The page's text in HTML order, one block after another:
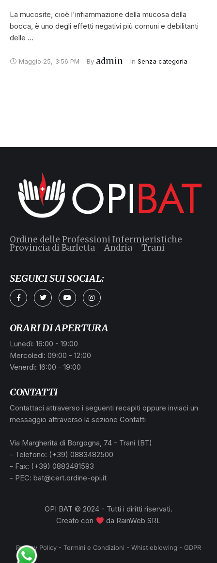
La mucosite, cioè l'infiammazione della mucosa della
bocca, è uno degli effetti negativi più comuni e debilitanti
delle …
Maggio 25, 3:56 PM By admin In Senza categoria
CONTATTI
Contattaci attraverso i seguenti recapiti oppure inviaci un
messaggio attraverso la sezione Contatti
Via Margherita di Borgogna, 74 - Trani (BT)
- Telefono: (+39) 0883482500
- Fax: (+39) 0883481593
- PEC: bat@cert.ordine-opi.it
ORARI DI APERTURA
Lunedì: 16:00 - 19:00
Mercoledì: 09:00 - 12:00
Venerdì: 16:00 - 19:00
Ordine delle Professioni Infermieristiche
Provincia di Barletta - Andria - Trani
SEGUICI SUI SOCIAL:
OPI BAT © 2024 - Tutti i diritti riservati.
Creato con
da RainWeb SRL
Privacy Policy - Termini e Condizioni - Whistleblowing - GDPR